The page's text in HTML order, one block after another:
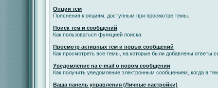
Опции тем
Пояснения к опциям, доступным при просмотре темы.
Поиск тем и сообщений
Как пользоваться функцией поиска.
Просмотр активных тем и новых сообщений
Как просмотреть все темы, на которые были добавлены ответы
Уведомление на е-mail о новом сообщении
Как получить уведомление электронным сообщением, когда в
Ваша панель управления (Личные настройки)